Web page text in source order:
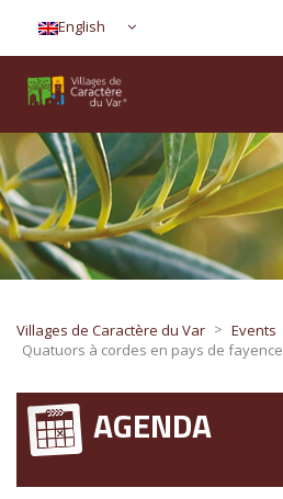
English
Villages de Caractère du Var > Events
Quatuors à cordes en pays de fayence
AGENDA